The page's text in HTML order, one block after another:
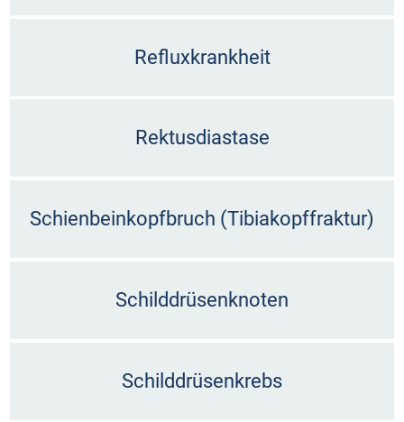
Refluxkrankheit
Rektusdiastase
Schienbeinkopfbruch (Tibiakopffraktur)
Schilddrüsenknoten
Schilddrüsenkrebs